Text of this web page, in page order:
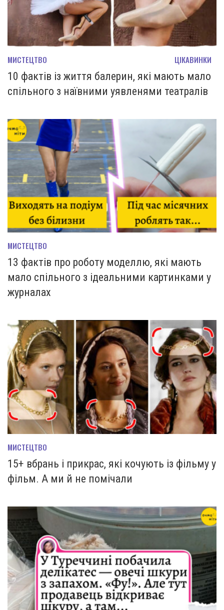
МИСТЕЦТВО ЦІКАВИНКИ
10 фактів із життя балерин, які мають мало
спільного з наївними уявленями театралів
МИСТЕЦТВО
13 фактів про роботу моделлю, які мають
мало спільного з ідеальними картинками у
журналах
МИСТЕЦТВО
15+ вбрань і прикрас, які кочують із фільму у
фільм. А ми й не помічали